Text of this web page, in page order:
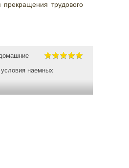
трудового
наемных